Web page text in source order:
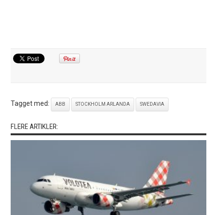
Tagget med: ABB STOCKHOLM ARLANDA SWEDAVIA
FLERE ARTIKLER: